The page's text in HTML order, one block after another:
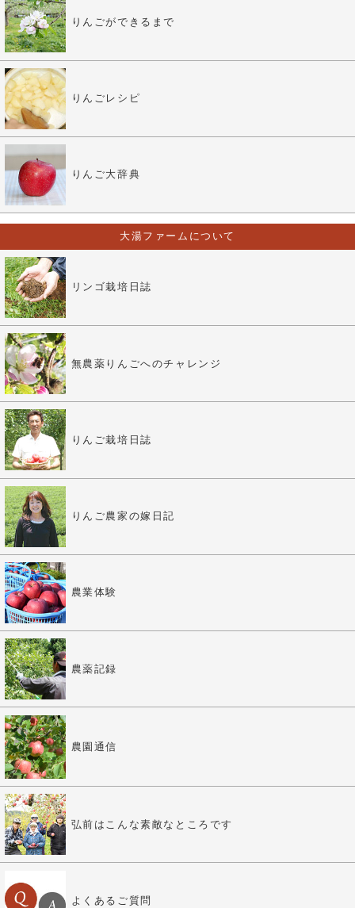
りんごができるまで
りんごレシピ
りんご大辞典
大湯ファームについて
リンゴ栽培日誌
無農薬りんごへのチャレンジ
りんご栽培日誌
りんご農家の嫁日記
農業体験
農薬記録
農園通信
弘前はこんな素敵なところです
よくあるご質問